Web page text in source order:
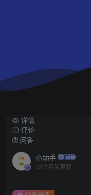
详情
评论
问答
小助手
12个月前更新